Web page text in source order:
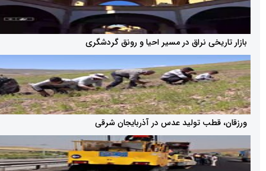
نراق در مسیر احیا و رونق گردشگری
تولید عدس در آذربایجان شرقی